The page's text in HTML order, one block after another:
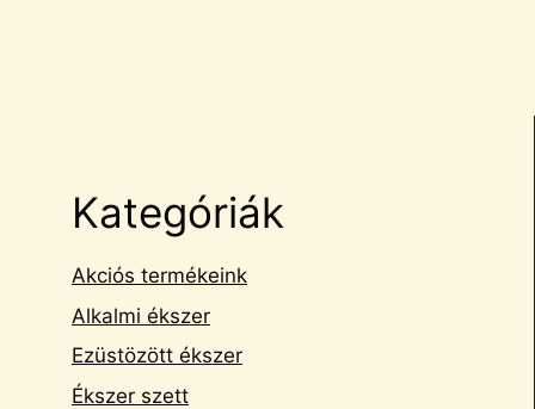
Kategóriák
Akciós termékeink
Alkalmi ékszer
Ezüstözött ékszer
Ékszer szett